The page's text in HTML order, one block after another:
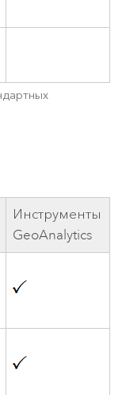
Инструменты
GeoAnalytics